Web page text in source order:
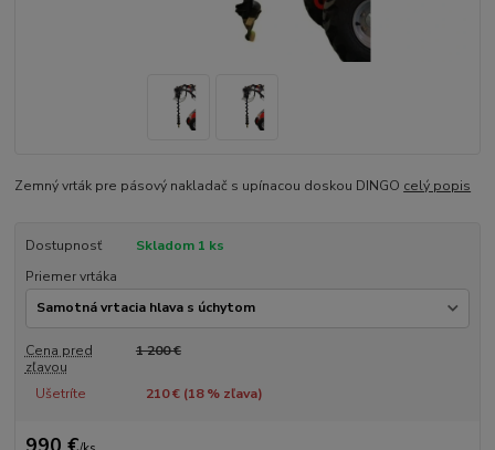
Zemný vrták pre pásový nakladač s upínacou doskou DINGO celý popis
Dostupnosť
Skladom 1 ks
Priemer vrtáka
Cena pred
zľavou
1 200 €
Ušetríte 210 € (18% zľava)